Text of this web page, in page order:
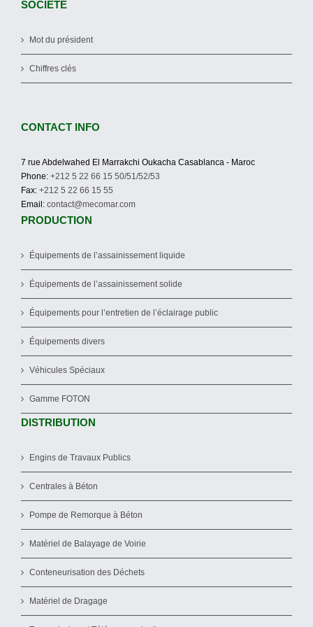
SOCIÉTÉ
Mot du président
Chiffres clés
CONTACT INFO
7 rue Abdelwahed El Marrakchi Oukacha Casablanca - Maroc
Phone: +212 5 22 66 15 50/51/52/53
Fax: +212 5 22 66 15 55
Email: contact@mecomar.com
PRODUCTION
Équipements de l’assainissement liquide
Équipements de l’assainissement solide
Équipements pour l’entretien de l’éclairage public
Équipements divers
Véhicules Spéciaux
Gamme FOTON
DISTRIBUTION
Engins de Travaux Publics
Centrales à Béton
Pompe de Remorque à Béton
Matériel de Balayage de Voirie
Conteneurisation des Déchets
Matériel de Dragage